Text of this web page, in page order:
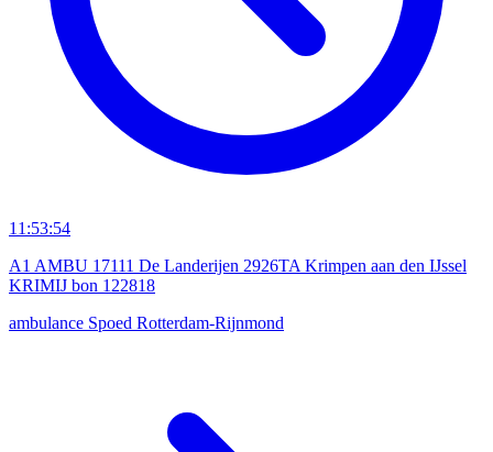
11:53:54
A1 AMBU 17111 De Landerijen 2926TA Krimpen aan den IJssel
KRIMIJ bon 122818
ambulance Spoed Rotterdam-Rijnmond